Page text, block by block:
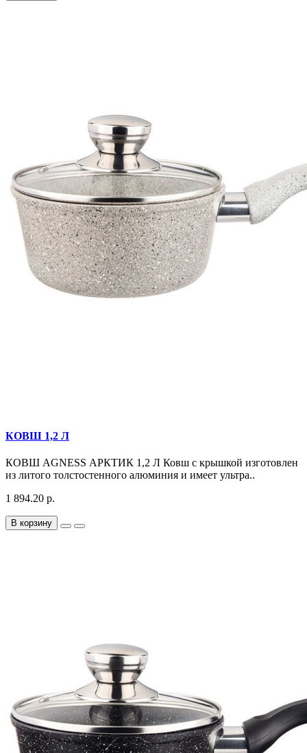
КОВШ 1,2 Л
КОВШ AGNESS АРКТИК 1,2 Л Ковш с крышкой изготовлен
из литого толстостенного алюминия и имеет ультра..
1 894.20 р.
В корзину